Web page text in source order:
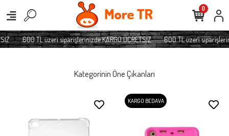
600 TL üzeri siparişlerinizde KARGO ÜCRETSİZ 600 TL üzeri
0
Kategorinin Öne Çıkanları
KARGO BEDAVA